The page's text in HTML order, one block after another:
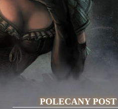
POLECANY POST